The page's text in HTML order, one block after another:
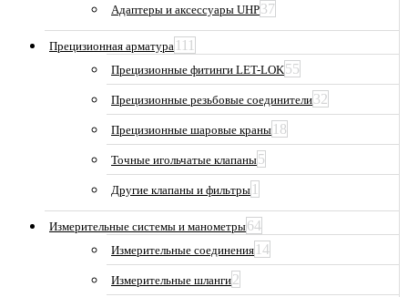
Адаптеры и аксессуары UHP37
Прецизионная арматура 111
Прецизионные фитинги LET-LOK55
Прецизионные резьбовые соединители32
Прецизионные шаровые краны 18
Точные игольчатые клапаны5
Другие клапаны и фильтры 1
Измерительные системы и манометры64
Измерительные соединения 14
Измерительные шланги2